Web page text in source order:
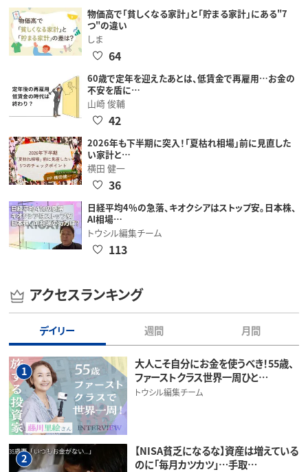
物価高で「貧しくなる家計」と「貯まる家計」にある"7
つ"の違い
しま
64
60歳で定年を迎えたあとは、低賃金で再雇用…お金の
不安を盾に…
山崎 俊輔
42
2026年も下半期に突入！「夏枯れ相場」前に見直した
い家計と…
横田 健一
36
日経平均4％の急落、キオクシアはストップ安。日本株、
AI相場…
トウシル編集チーム
113
アクセスランキング
デイリー 週間 月間
1
大人こそ自分にお金を使うべき！55歳、
ファーストクラス世界一周ひと…
トウシル編集チーム
2
【NISA貧乏になるな】資産は増えている
のに「毎月カツカツ」…手取…